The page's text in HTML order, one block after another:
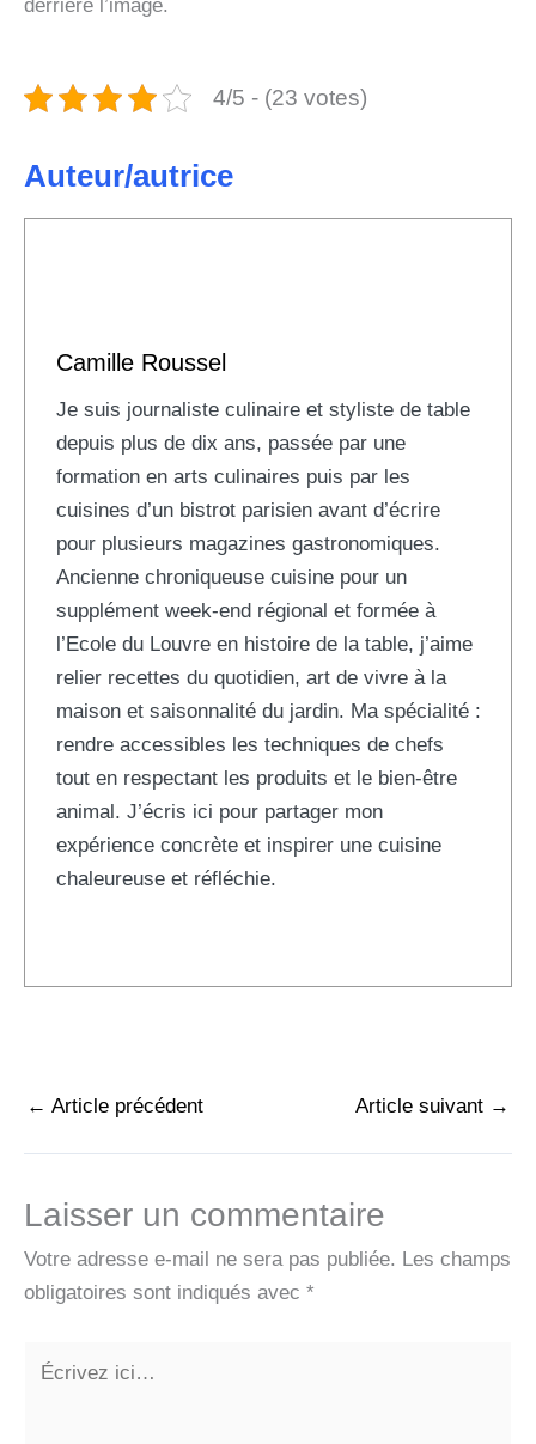
derrière l’image.
4/5 - (23 votes)
Auteur/autrice
Camille Roussel
Je suis journaliste culinaire et styliste de table
depuis plus de dix ans, passée par une
formation en arts culinaires puis par les
cuisines d’un bistrot parisien avant d’écrire
pour plusieurs magazines gastronomiques.
Ancienne chroniqueuse cuisine pour un
supplément week-end régional et formée à
l’Ecole du Louvre en histoire de la table, j’aime
relier recettes du quotidien, art de vivre à la
maison et saisonnalité du jardin. Ma spécialité :
rendre accessibles les techniques de chefs
tout en respectant les produits et le bien-être
animal. J’écris ici pour partager mon
expérience concrète et inspirer une cuisine
chaleureuse et réfléchie.
← Article précédent Article suivant →
Laisser un commentaire
Votre adresse e-mail ne sera pas publiée. Les champs
obligatoires sont indiqués avec *